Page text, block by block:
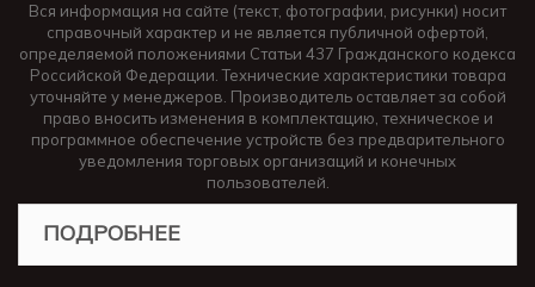
Вся информация на сайте (текст, фотографии, рисунки) носит
справочный характер и не является публичной офертой,
определяемой положениями Статьи 437 Гражданского кодекса
Российской Федерации. Технические характеристики товара
уточняйте у менеджеров. Производитель оставляет за собой
право вносить изменения в комплектацию, техническое и
программное обеспечение устройств без предварительного
уведомления торговых организаций и конечных
пользователей.
ПОДРОБНЕЕ